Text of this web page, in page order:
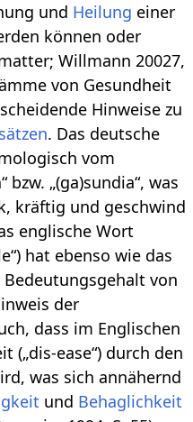
und Heilung einer
können oder
Willmann 20027,
von Gesundheit
Hinweise zu
. Das deutsche
vom
bzw. „(ga)sundia“, was
kräftig und geschwind
englische Wort
hat ebenso wie das
Bedeutungsgehalt von
der
dass im Englischen
(„dis-ease“) durch den
was sich annähernd
und Behaglichkeit